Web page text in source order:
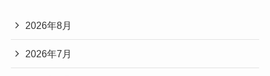
2026年8月
2026年7月